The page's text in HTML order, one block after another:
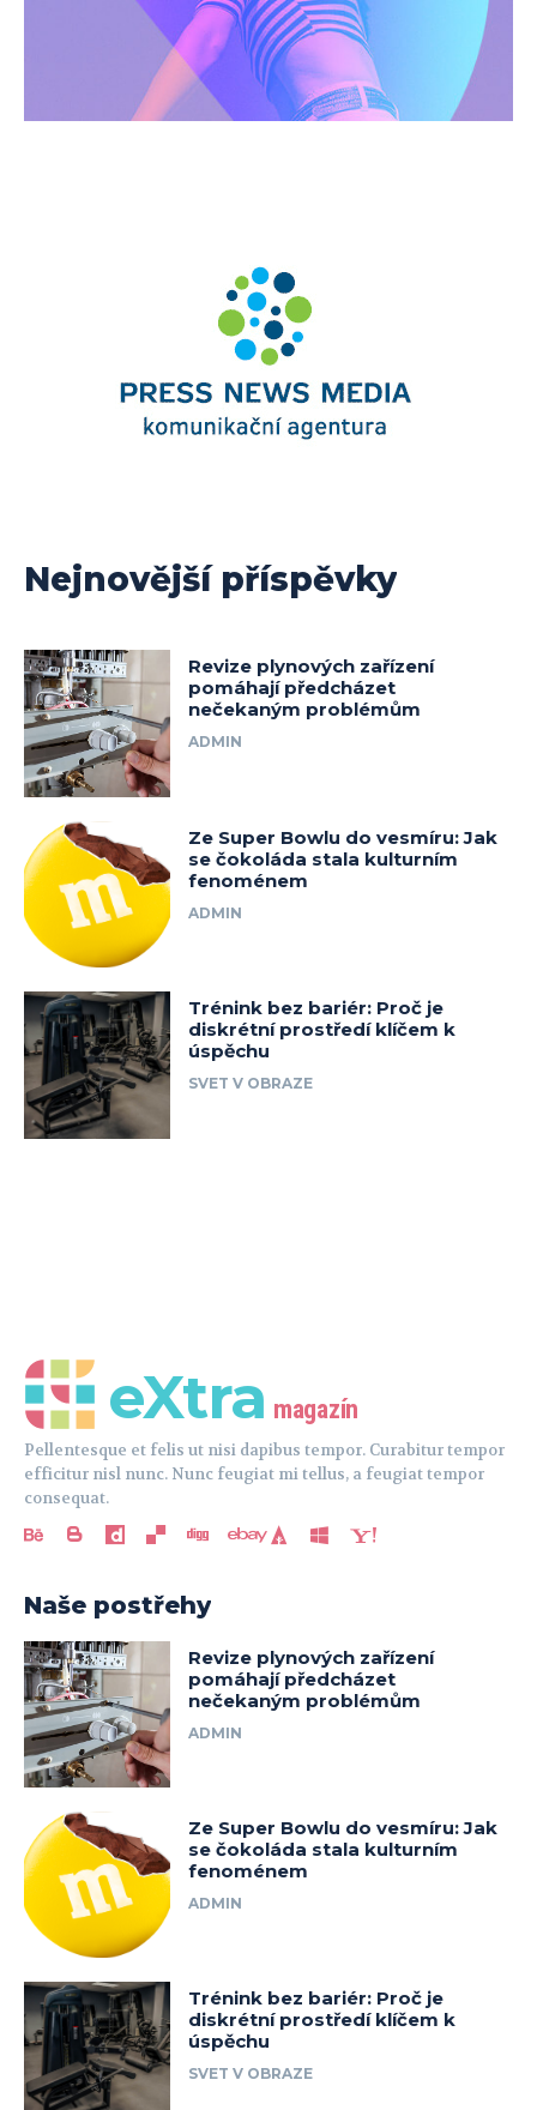
eXtra magazín
Pellentesque et felis ut nisi dapibus tempor. Curabitur tempor
efficitur nisl nunc. Nunc feugiat mi tellus, a feugiat tempor
consequat.
Naše postřehy
Revize plynových zařízení
pomáhají předcházet
nečekaným problémům
ADMIN
Ze Super Bowlu do vesmíru: Jak
se čokoláda stala kulturním
fenoménem
ADMIN
Trénink bez bariér: Proč je
diskrétní prostředí klíčem k
úspěchu
SVET V OBRAZE